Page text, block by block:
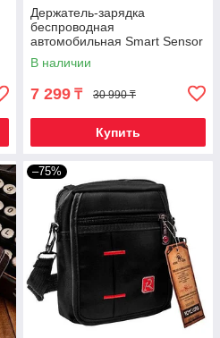
Держатель-зарядка
беспроводная
автомобильная Smart Sensor
Car Wireless S5
В наличии
7 299 ₸ 30 990 ₸
Купить
–75%